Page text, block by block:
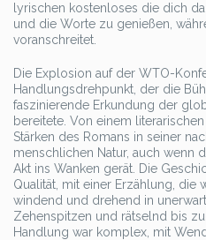
lyrischen kostenloses die dich
und die Worte zu genießen,
voranschreitet.
Die Explosion auf der WTO-
Handlungsdrehpunkt, der die
faszinierende Erkundung der
bereitete. Von einem
Stärken des Romans in seiner
menschlichen Natur, auch wenn
Akt ins Wanken gerät. Die
Qualität, mit einer Erzählung, die
windend und drehend in
Zehenspitzen und rätselnd bis
Handlung war komplex, mit